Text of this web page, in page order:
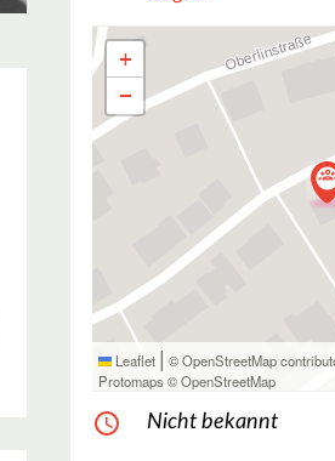
+
−
Leaflet | © OpenStreetMap
Protomaps ©OpenStreetMap
Nicht bekannt